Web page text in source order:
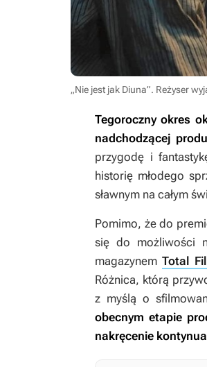
„Nie jest jak Diuna”. Reżyser
Tegoroczny okres
nadchodzącej
przygodę i
historię młodego
sławnym na całym
Pomimo, że do
się do możliwości
magazynemTotal
Różnica, którą
z myślą o
obecnym etapie
nakręcenie